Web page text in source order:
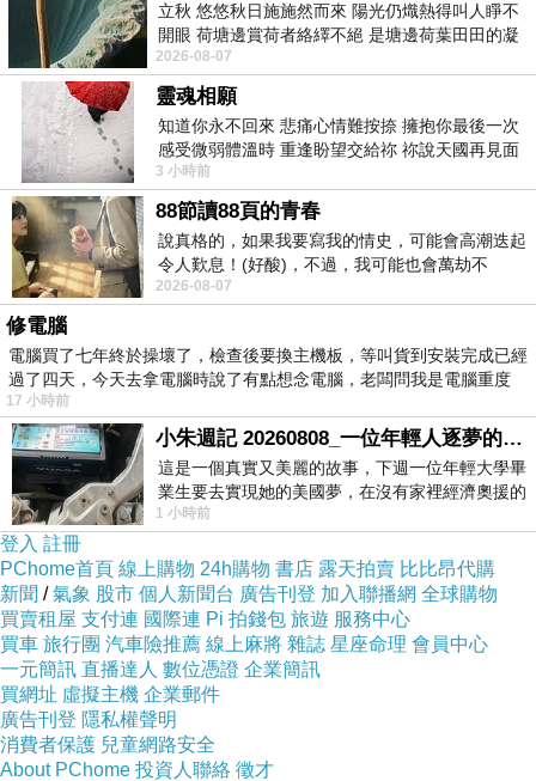
葉明致麵舖最新優惠活動資訊
限時優惠，媽祖遶境限定
葉明致麵舖評價好嗎
葉明致麵舖常見問題懶人包
葉明致麵舖附近好停車嗎？
店內有低消限制嗎？
店內最推薦的招牌餐點是哪一個？
聽說葉明致麵舖的咖啡很有名？吃麵配咖啡會不會很怪？
葉明致麵舖最新菜單
台南新營小吃美食推薦相關資訊
分店資訊
關於葉明致麵舖
「新營小吃美食推薦」
「新營午餐晚餐推薦、新營火車站附近美食推薦」
葉明致麵舖在哪裡
葉明致麵舖位於台南市新營區興業里中興路40號，
緊鄰新營鐵道文化園區、近新營火車站，附近有機
車停車格、汽車收費停車場。
葉明致麵舖交通與停車資訊
立秋 悠悠秋日施施然而來 陽光仍熾熱得叫人睜不
開眼 荷塘邊賞荷者絡繹不絕 是塘邊荷葉田田的凝
望 風中飄逸的是映日荷花別樣紅
2026-08-07
靈魂相願
知道你永不回來 悲痛心情難按捺 擁抱你最後一次
感受微弱體溫時 重逢盼望交給祢 祢說天國再見面
此刻忍淚說別離 他日靈魂再
3 小時前
88節讀88頁的青春
說真格的，如果我要寫我的情史，可能會高潮迭起
令人歎息！(好酸)，不過，我可能也會萬劫不
復...，每天跪鍵盤還是被判了花心的罪
2026-08-07
修電腦
電腦買了七年終於操壞了，檢查後要換主機板，等叫貨到安裝完成已經
過了四天，今天去拿電腦時說了有點想念電腦，老闆問我是電腦重度
17 小時前
小朱週記 20260808_一位年輕人逐夢的真實故事
這是一個真實又美麗的故事，下週一位年輕大學畢
業生要去實現她的美國夢，在沒有家裡經濟奧援的
情況下，靠著自我努力工作累積出國基
1 小時前
登入 註冊
PChome首頁 線上購物 24h購物 書店 露天拍賣 比比昂代購
新聞 /氣象 股市 個人新聞台 廣告刊登 加入聯播網 全球購物
買賣租屋 支付連 國際連 Pi 拍錢包 旅遊 服務中心
買車 旅行團 汽車險推薦 線上麻將 雜誌 星座命理 會員中心
一元簡訊 直播達人 數位憑證 企業簡訊
買網址 虛擬主機 企業郵件
廣告刊登 隱私權聲明
消費者保護 兒童網路安全
About PChome 投資人聯絡 徵才